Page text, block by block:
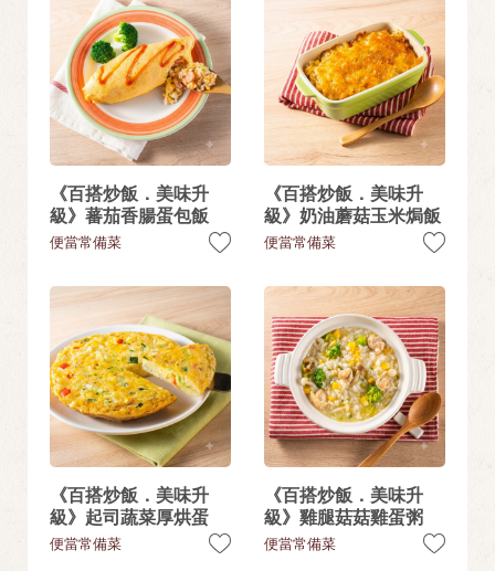
《百搭炒飯．美味升
級》蕃茄香腸蛋包飯
便當常備菜
《百搭炒飯．美味升
級》奶油蘑菇玉米焗飯
便當常備菜
《百搭炒飯．美味升
級》起司蔬菜厚烘蛋
便當常備菜
《百搭炒飯．美味升
級》雞腿菇菇雞蛋粥
便當常備菜